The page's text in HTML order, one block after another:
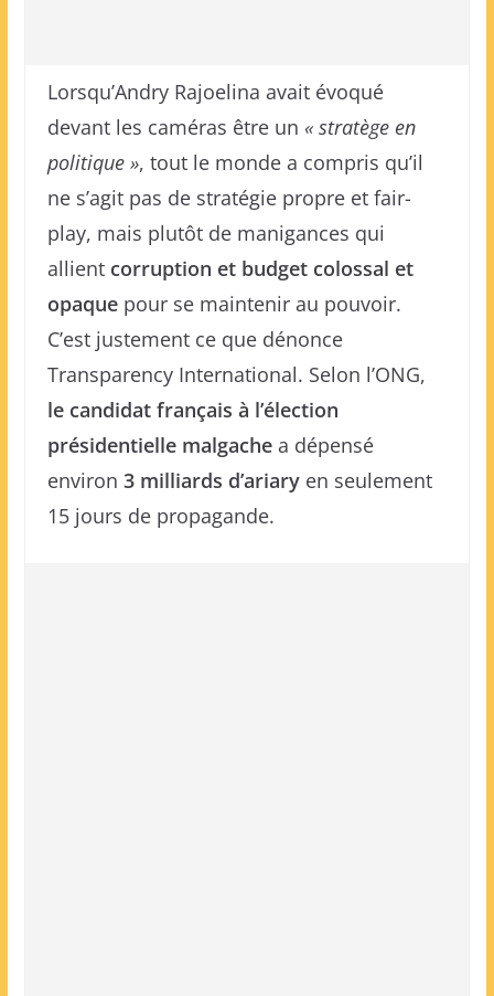
Lorsqu’Andry Rajoelina avait évoqué
devant les caméras être un « stratège en
politique », tout le monde a compris qu’il
ne s’agit pas de stratégie propre et fair-
play, mais plutôt de manigances qui
allient corruption et budget colossal et
opaquepour se maintenir au pouvoir.
C’est justement ce que dénonce
Transparency International. Selon l’ONG,
le candidat français à l’élection
présidentielle malgachea dépensé
environ 3 milliards d’ariaryen seulement
15 jours de propagande.